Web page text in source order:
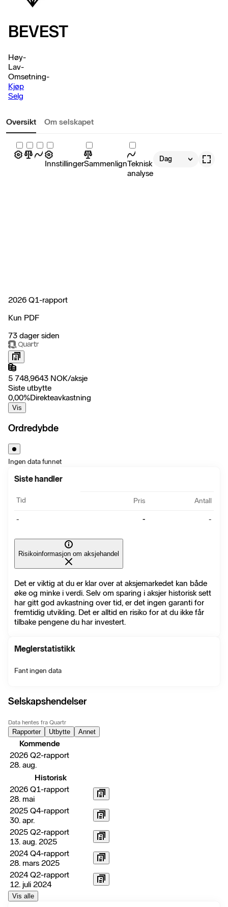
BEVEST
Høy-
Lav-
Omsetning-
Kjøp
Selg
Oversikt Om selskapet
InnstillingerSammenlignTeknisk
analyse
Dag
2026 Q1-rapport
Kun PDF
73 dager siden
5 748,9643 NOK/aksje
Siste utbytte
0,00%Direkteavkastning
Vis
Ordredybde
Ingen data funnet
Siste handler
Tid Pris Antall
- - -
Risikoinformasjon om aksjehandel
Det er viktig at du er klar over at aksjemarkedet kan både
øke og minke i verdi. Selv om sparing i aksjer historisk sett
har gitt god avkastning over tid, er det ingen garanti for
fremtidig utvikling. Det er alltid en risiko for at du ikke får
tilbake pengene du har investert.
Meglerstatistikk
Fant ingen data
Selskapshendelser
Data hentes fra Quartr
Rapporter Utbytte Annet
Kommende
2026 Q2-rapport
28. aug.
Historisk
2026 Q1-rapport
28. mai
2025 Q4-rapport
30. apr.
2025 Q2-rapport
13. aug. 2025
2024 Q4-rapport
28. mars 2025
2024 Q2-rapport
12. juli 2024
Vis alle